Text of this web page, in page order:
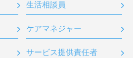
生活相談員
ケアマネジャー
サービス提供責任者